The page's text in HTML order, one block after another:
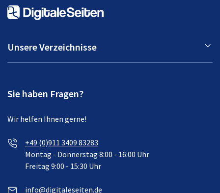
Unsere Verzeichnisse
Sie haben Fragen?
Wir helfen Ihnen gerne!
+49 (0)911 3409 83283
Montag - Donnerstag 8:00 - 16:00 Uhr
Freitag 9:00 - 15:30 Uhr
info@digitaleseiten.de